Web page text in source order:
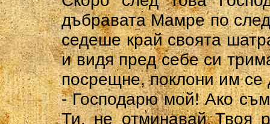
дъбравата Мамре по
седеше край своята
и видя пред себе си
посрещне, поклони им се
- Господарю мой! Ако
Ти, не отминавай Твоя